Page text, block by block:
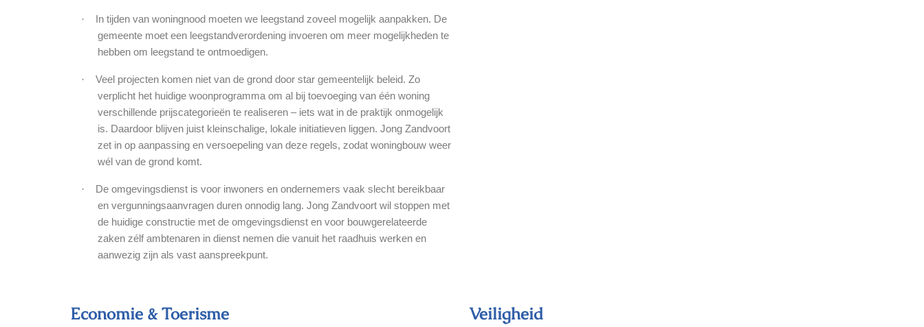
·
In tijden van woningnood moeten we leegstand zoveel mogelijk aanpakken. De
gemeente moet een leegstandverordening invoeren om meer mogelijkheden te
hebben om leegstand te ontmoedigen.
·
Veel projecten komen niet van de grond door star gemeentelijk beleid. Zo
verplicht het huidige woonprogramma om al bij toevoeging van één woning
verschillende prijscategorieën te realiseren – iets wat in de praktijk onmogelijk
is. Daardoor blijven juist kleinschalige, lokale initiatieven liggen. Jong Zandvoort
zet in op aanpassing en versoepeling van deze regels, zodat woningbouw weer
wél van de grond komt.
·
De omgevingsdienst is voor inwoners en ondernemers vaak slecht bereikbaar
en vergunningsaanvragen duren onnodig lang. Jong Zandvoort wil stoppen met
de huidige constructie met de omgevingsdienst en voor bouwgerelateerde
zaken zélf ambtenaren in dienst nemen die vanuit het raadhuis werken en
aanwezig zijn als vast aanspreekpunt.
Economie & Toerisme Veiligheid